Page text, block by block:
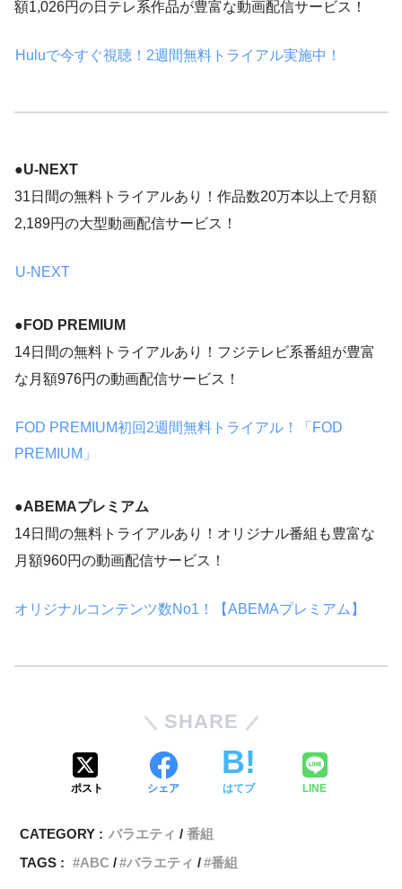
額1,026円の日テレ系作品が豊富な動画配信サービス！
Huluで今すぐ視聴！2週間無料トライアル実施中！
●U-NEXT
31日間の無料トライアルあり！作品数20万本以上で月額
2,189円の大型動画配信サービス！
U-NEXT
● FOD PREMIUM
14日間の無料トライアルあり！フジテレビ系番組が豊富
な月額976円の動画配信サービス！
FOD PREMIUM初回2週間無料トライアル！「FOD
PREMIUM」
●ABEMAプレミアム
14日間の無料トライアルあり！オリジナル番組も豊富な
月額960円の動画配信サービス！
オリジナルコンテンツ数No1！【ABEMAプレミアム】
SHARE
ポスト シェア はてブ LINE
CATEGORY : バラエティ
番組
TAGS :
ABC バラエティ 番組